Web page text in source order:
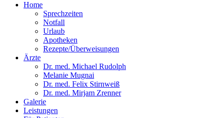
Home
Sprechzeiten
Notfall
Urlaub
Apotheken
Rezepte/Überweisungen
Ärzte
Dr. med. Michael Rudolph
Melanie Mugnai
Dr. med. Felix Stirnweiß
Dr. med. Mirjam Zrenner
Galerie
Leistungen